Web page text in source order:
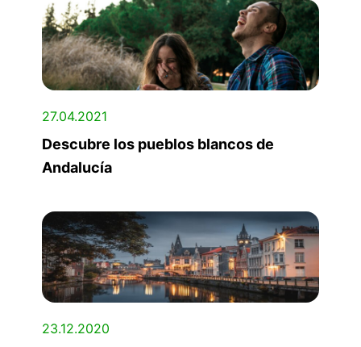
27.04.2021
Descubre los pueblos blancos de
Andalucía
23.12.2020